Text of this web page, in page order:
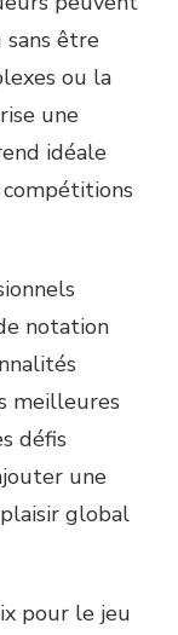
être
ou la
une
idéale
notation
meilleures
défis
une
plaisir global
pour le jeu